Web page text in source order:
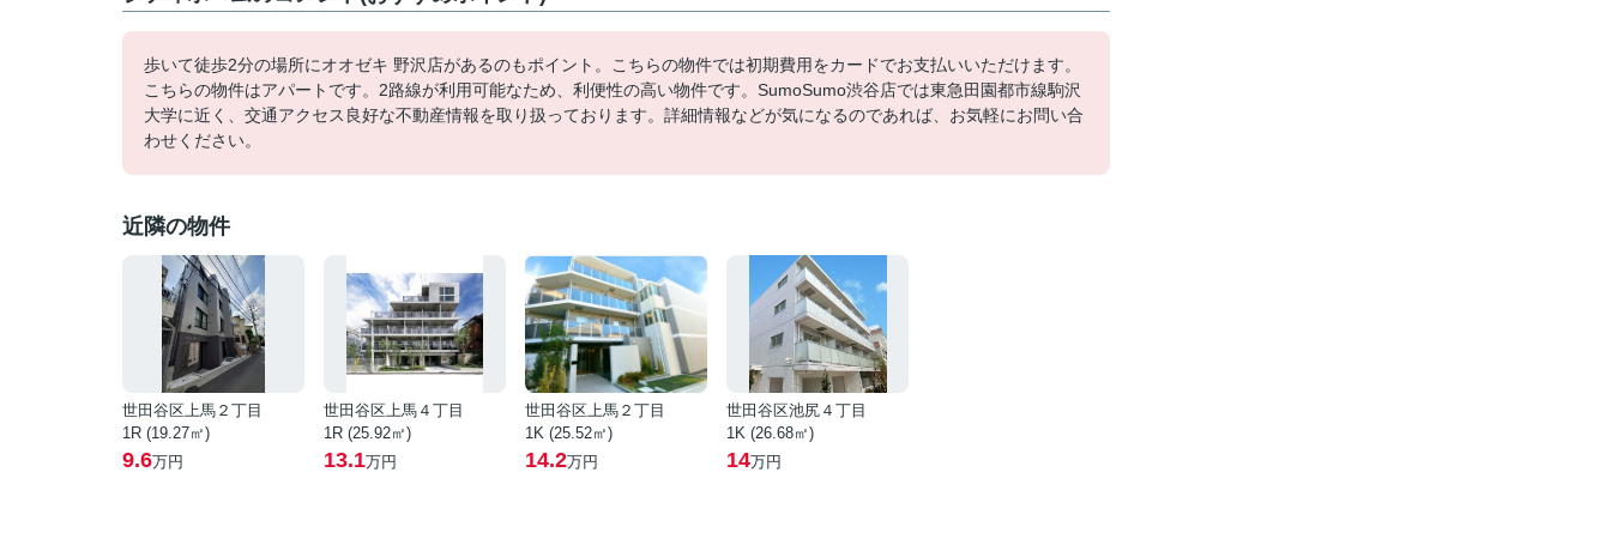
歩いて徒歩2分の場所にオオゼキ 野沢店があるのもポイント。こちらの物件では初期費用をカードでお支払いいただけます。
こちらの物件はアパートです。2路線が利用可能なため、利便性の高い物件です。SumoSumo渋谷店では東急田園都市線駒沢
大学に近く、交通アクセス良好な不動産情報を取り扱っております。詳細情報などが気になるのであれば、お気軽にお問い合
わせください。
近隣の物件
世田谷区上馬２丁目
1R (19.27㎡)
9.6万円
世田谷区上馬４丁目
1R (25.92㎡)
13.1万円
世田谷区上馬２丁目
1K (25.52㎡)
14.2万円
世田谷区池尻４丁目
1K (26.68㎡)
14万円